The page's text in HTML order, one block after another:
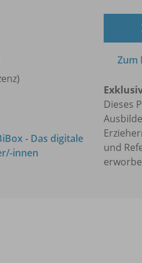
- Das digitale
-innen
Zum
Dieses
und